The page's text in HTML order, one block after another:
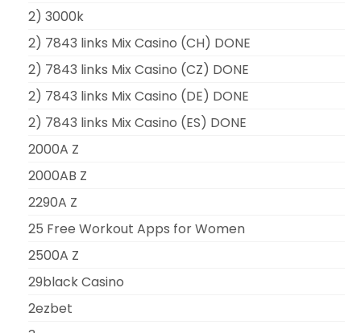
2) 3000k
2) 7843 links Mix Casino (CH) DONE
2) 7843 links Mix Casino (CZ) DONE
2) 7843 links Mix Casino (DE) DONE
2) 7843 links Mix Casino (ES) DONE
2000A Z
2000AB Z
2290A Z
25 Free Workout Apps for Women
2500A Z
29black Casino
2ezbet